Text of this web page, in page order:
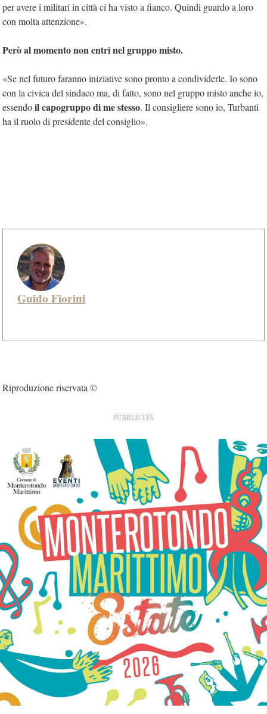
per avere i militari in città ci ha visto a fianco. Quindi guardo a loro
con molta attenzione».
Però al momento non entri nel gruppo misto.
«Se nel futuro faranno iniziative sono pronto a condividerle. Io sono
con la civica del sindaco ma, di fatto, sono nel gruppo misto anche io,
essendoil capogruppo di me stesso. Il consigliere sono io, Turbanti
ha il ruolo di presidente del consiglio».
Guido Fiorini
Riproduzione riservata ©
PUBBLICITÀ